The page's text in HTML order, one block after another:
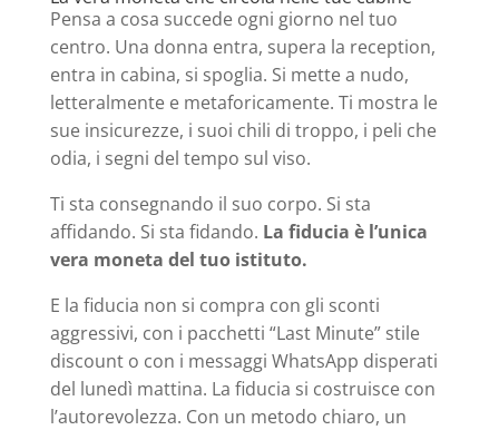
Pensa a cosa succede ogni giorno nel tuo
centro. Una donna entra, supera la reception,
entra in cabina, si spoglia. Si mette a nudo,
letteralmente e metaforicamente. Ti mostra le
sue insicurezze, i suoi chili di troppo, i peli che
odia, i segni del tempo sul viso.
Ti sta consegnando il suo corpo. Si sta
affidando. Si sta fidando. La fiducia è l’unica
vera moneta del tuo istituto.
E la fiducia non si compra con gli sconti
aggressivi, con i pacchetti “Last Minute” stile
discount o con i messaggi WhatsApp disperati
del lunedì mattina. La fiducia si costruisce con
l’autorevolezza. Con un metodo chiaro, un